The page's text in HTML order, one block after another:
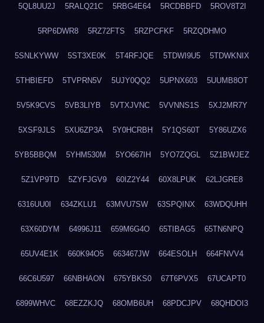
5QL8UU2J 5RALQ21C 5RBG4E64 5RCDBBFD 5ROV8T2I
5RP6DWR8 5RZ72FTS 5RZPCFKF 5RZQDHMO
5SNLKYWW 5ST3XE0K 5T4RFJQE 5TDWI9U5 5TDWKNIX
5THBIEFD 5TVPRN5V 5UJY0QQ2 5UPNX603 5UUMB8OT
5V5K9CVS 5VB3LIYB 5VTXJVNC 5VVNNS1S 5XJ2MR7Y
5XSF9JLS 5XU6ZP3A 5Y0HCRBH 5Y1QS60T 5Y86UZX6
5YB5BBQM 5YHM530M 5YO667IH 5YO7ZQGL 5Z1BWJEZ
5Z1VP9TD 5ZYFJGV9 60IZ2Y44 60X8LPUK 62LJGRE8
6316UU0I 634ZKLU1 63MVU7SW 63SPQINX 63WDQUHH
63X60DYM 64996J11 659M6G4O 65TIBAG5 65TN6NPQ
65UV4E1K 660K94O5 663467JW 664ESOLH 664FNVV4
66C6U597 66NBHAON 675YBKS0 67T6PVX5 67UCAPT0
6899WHVC 68EZZKJQ 68OMB6UH 68PDCJPV 68QHDOI3